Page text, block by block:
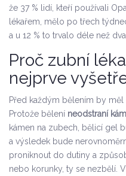
že 37 % lidí, kteří používali
lékařem, mělo po třech
a u 12 % to trvalo déle než
Proč zubní
nejprve
Před každým bělením by
Protože bělení neodstraní
kámen na zubech, bělicí gel
a výsledek bude
proniknout do dutiny a
nebo korunky, ty se nezbělí.